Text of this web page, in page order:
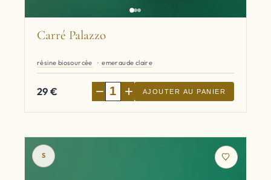
Carré Palazzo
résine biosourcée emeraude claire
29€ − + AJOUTER AU PANIER
S